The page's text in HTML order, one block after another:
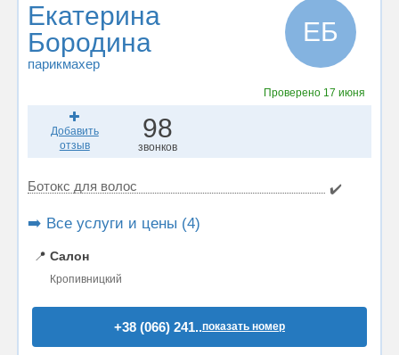
Екатерина
Бородина
парикмахер
ЕБ
Проверено 17 июня
Добавить
отзыв
98
звонков
Ботокс для волос ✔️
➡️ Все услуги и цены (4)
📍 Салон
Кропивницкий
+38 (066) 241..показать номер